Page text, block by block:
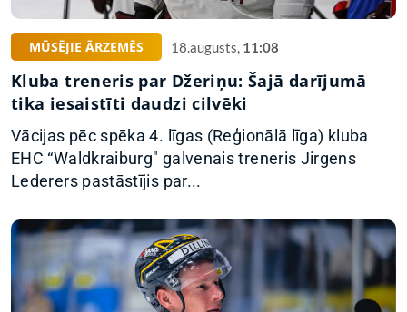
MŪSĒJIE ĀRZEMĒS 18.augusts, 11:08
Kluba treneris par Džeriņu: Šajā darījumā
tika iesaistīti daudzi cilvēki
Vācijas pēc spēka 4. līgas (Reģionālā līga) kluba
EHC “Waldkraiburg" galvenais treneris Jirgens
Lederers pastāstījis par...